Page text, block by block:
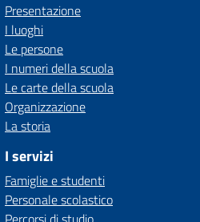
Presentazione
I luoghi
Le persone
I numeri della scuola
Le carte della scuola
Organizzazione
La storia
I servizi
Famiglie e studenti
Personale scolastico